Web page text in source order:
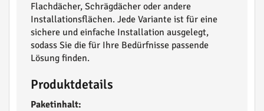
Flachdächer, Schrägdächer oder andere
Installationsflächen. Jede Variante ist für eine
sichere und einfache Installation ausgelegt,
sodass Sie die für Ihre Bedürfnisse passende
Lösung finden.
Produktdetails
Paketinhalt: